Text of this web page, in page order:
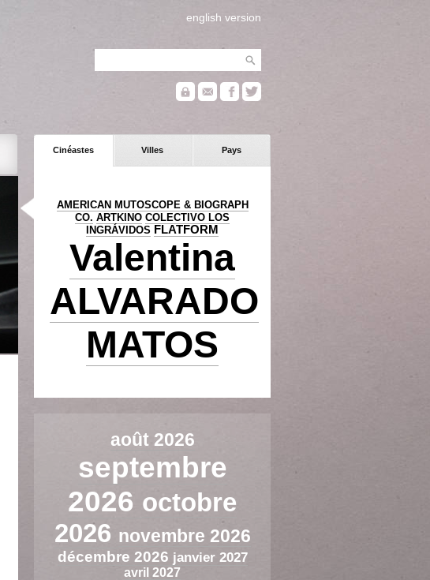
english version
Cinéastes Villes Pays
AMERICAN MUTOSCOPE & BIOGRAPH
CO. ARTKINO COLECTIVO LOS
INGRÁVIDOS FLATFORM
Valentina
ALVARADO
MATOS
août 2026
septembre
2026 octobre
2026 novembre 2026
décembre 2026 janvier 2027
avril 2027